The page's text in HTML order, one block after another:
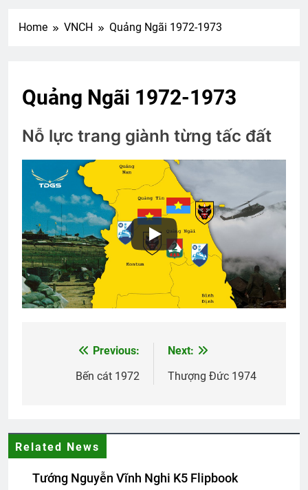
HVB Nam Cali – Thiệp Mời
2 Years Ago
MÙA THU
3 Years Ago
Phân Ưu CSVSQ Lương Huỳnh Hương
K16
2 Years Ago
Quảng Trị 1972
Home VNCH Quảng Ngãi 1972-1973
Quảng Ngãi 1972-1973
Nỗ lực trang giành từng tấc đất
navigation
Previous:
Bến cát 1972
Next:
Thượng Đức 1974
Related News
Tướng Nguyễn Vĩnh Nghi K5 Flipbook